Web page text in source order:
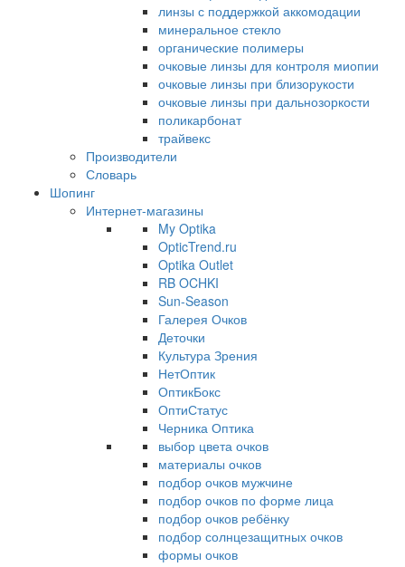
линзы с поддержкой аккомодации
минеральное стекло
органические полимеры
очковые линзы для контроля миопии
очковые линзы при близорукости
очковые линзы при дальнозоркости
поликарбонат
трайвекс
Производители
Словарь
Шопинг
Интернет-магазины
My Optika
OpticTrend.ru
Optika Outlet
RB OCHKI
Sun-Season
Галерея Очков
Деточки
Культура Зрения
НетОптик
ОптикБокс
ОптиСтатус
Черника Оптика
выбор цвета очков
материалы очков
подбор очков мужчине
подбор очков по форме лица
подбор очков ребёнку
подбор солнцезащитных очков
формы очков